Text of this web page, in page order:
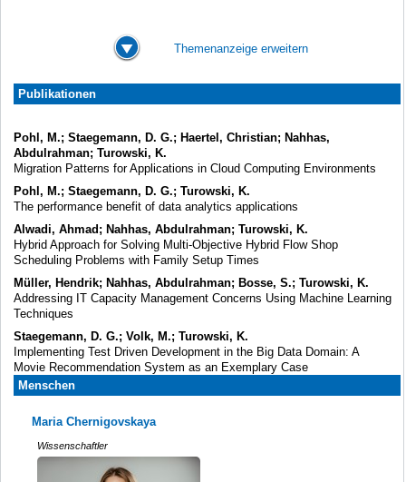
Themenanzeige erweitern
Publikationen
Pohl, M.; Staegemann, D. G.; Haertel, Christian; Nahhas,
Abdulrahman; Turowski, K.
Migration Patterns for Applications in Cloud Computing Environments
Pohl, M.; Staegemann, D. G.; Turowski, K.
The performance benefit of data analytics applications
Alwadi, Ahmad; Nahhas, Abdulrahman; Turowski, K.
Hybrid Approach for Solving Multi-Objective Hybrid Flow Shop
Scheduling Problems with Family Setup Times
Müller, Hendrik; Nahhas, Abdulrahman; Bosse, S.; Turowski, K.
Addressing IT Capacity Management Concerns Using Machine Learning
Techniques
Staegemann, D. G.; Volk, M.; Turowski, K.
Implementing Test Driven Development in the Big Data Domain: A
Movie Recommendation System as an Exemplary Case
Menschen
Maria Chernigovskaya
Wissenschaftler